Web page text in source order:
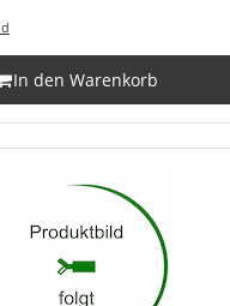
In den Warenkorb